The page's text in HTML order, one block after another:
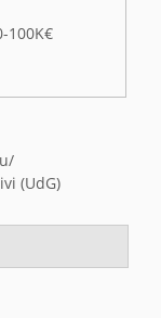
100K€
(UdG)